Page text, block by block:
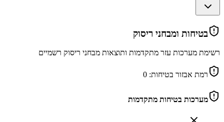
בטיחות ומבחני ריסוק
רשימת מערכות עזר מתקדמות ותוצאות מבחני ריסוק רשמיים
רמת אבזור בטיחות: 0
מערכות בטיחות מתקדמות